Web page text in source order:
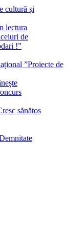
cultură și
lectura
de
!”
”Proiecte de
sănătos